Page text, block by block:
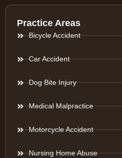
Practice Areas
Bicycle Accident
Car Accident
Dog Bite Injury
Medical Malpractice
Motorcycle Accident
Nursing Home Abuse